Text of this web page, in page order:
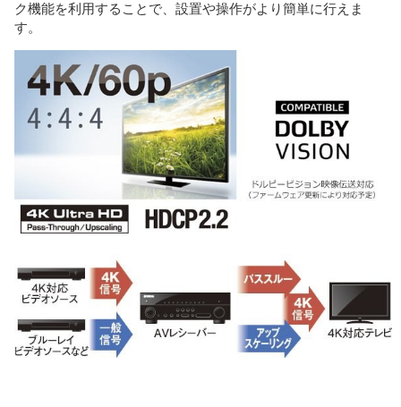
ク機能を利用することで、設置や操作がより簡単に行えま
す。